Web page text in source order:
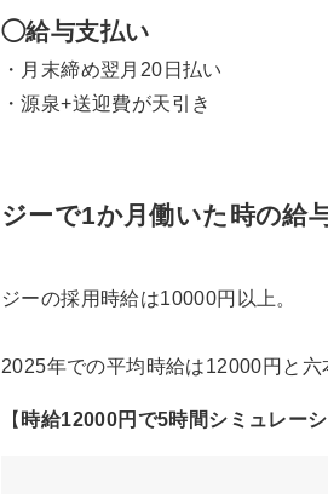
◯給与支払い
・月末締め翌月20日払い
・源泉+送迎費が天引き
ジーで1か月働いた時の給
ジーの採用時給は10000円以上。
2025年での平均時給は12000円と六
【 時給12000円で5時間シミュレー